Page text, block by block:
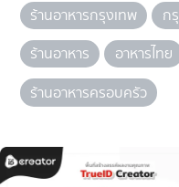
ร้านอาหารกรุงเทพ
ก
ร้านอาหาร
อาหารไทย
ร้านอาหารครอบครัว